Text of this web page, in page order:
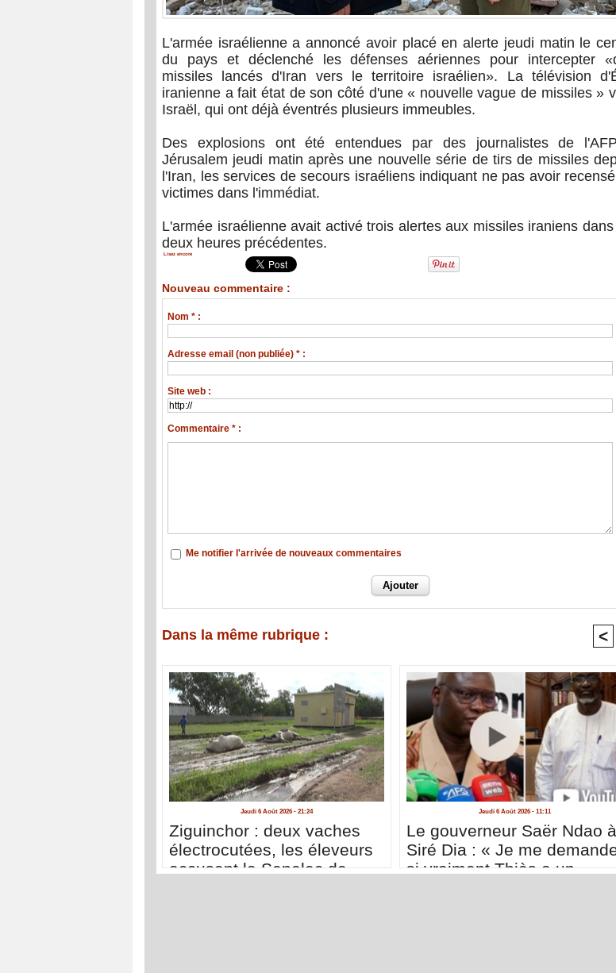
L'armée israélienne a annoncé avoir placé en alerte jeudi matin le
du pays et déclenché les défenses aériennes pour intercepter
missiles lancés d'Iran vers le territoire israélien». La télévision
iranienne a fait état de son côté d'une « nouvelle vague de missiles »
Israël, qui ont déjà éventrés plusieurs immeubles.
Des explosions ont été entendues par des journalistes de
Jérusalem jeudi matin après une nouvelle série de tirs de missiles
l'Iran, les services de secours israéliens indiquant ne pas avoir
victimes dans l'immédiat.
L'armée israélienne avait activé trois alertes aux missiles iraniens
deux heures précédentes.
Lisez encore
Nouveau commentaire :
Nom * :
Adresse email (non publiée) * :
Site web :
Commentaire * :
Me notifier l'arrivée de nouveaux commentaires
Dans la même rubrique : <
Jeudi 6 Août 2026 - 21:24
Ziguinchor : deux vaches
électrocutées, les éleveurs
accusent la Senelec de
Jeudi 6 Août 2026 - 11:11
Le gouverneur Saër Ndao à
Siré Dia : « Je me
si vraiment Thiès a un